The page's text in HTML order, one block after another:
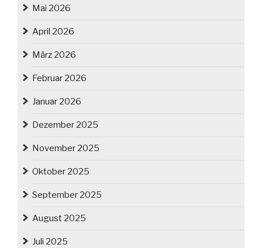
Mai 2026
April 2026
März 2026
Februar 2026
Januar 2026
Dezember 2025
November 2025
Oktober 2025
September 2025
August 2025
Juli 2025